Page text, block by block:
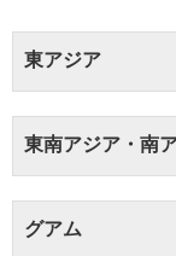
東アジア
東南アジア・南
グアム